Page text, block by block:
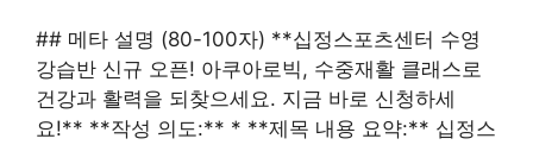
## 메타 설명 (80-100자) **십정스포츠센터 수영
강습반 신규 오픈! 아쿠아로빅, 수중재활 클래스로
건강과 활력을 되찾으세요. 지금 바로 신청하세
요!** **작성 의도:** * **제목 내용 요약:** 십정스